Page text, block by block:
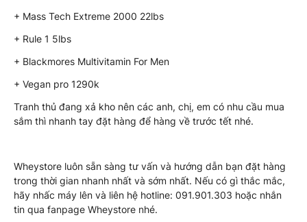
+ Mass Tech Extreme 2000 22lbs
+ Rule 1 5lbs
+ Blackmores Multivitamin For Men
+ Vegan pro 1290k
Tranh thủ đang xả kho nên các anh, chị, em có nhu cầu mua
sắm thì nhanh tay đặt hàng để hàng về trước tết nhé.
Wheystore luôn sẵn sàng tư vấn và hướng dẫn bạn đặt hàng
trong thời gian nhanh nhất và sớm nhất. Nếu có gì thắc mắc,
hãy nhấc máy lên và liên hệ hotline: 091.901.303 hoặc nhắn
tin qua fanpage Wheystore nhé.